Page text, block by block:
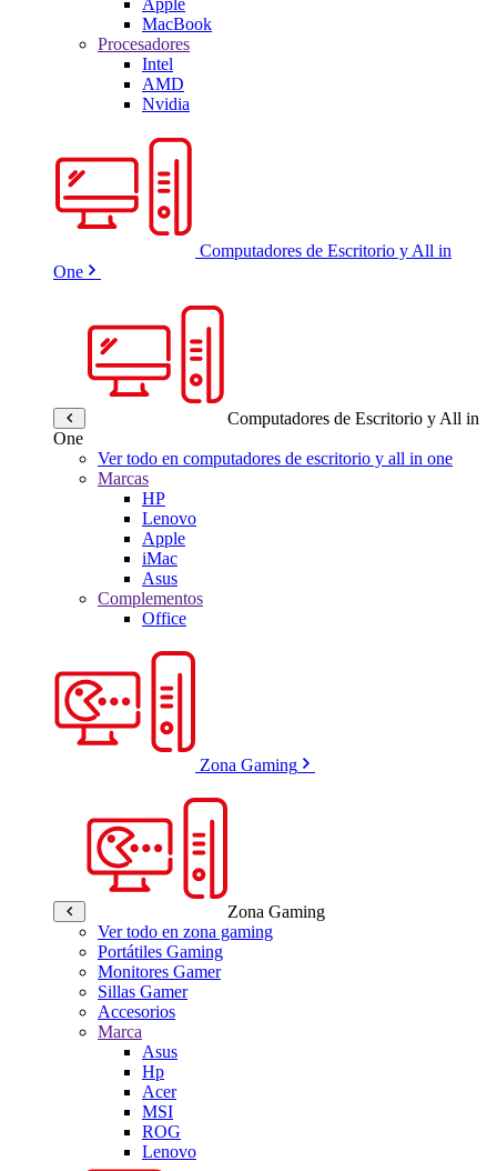
MacBook
Procesadores
Intel
AMD
Nvidia
Computadores de Escritorio y All in
One
Computadores de Escritorio y All in
One
Ver todo en computadores de escritorio y all in one
Marcas
HP
Lenovo
Apple
iMac
Asus
Complementos
Office
Zona Gaming
Zona Gaming
Ver todo en zona gaming
Portátiles Gaming
Monitores Gamer
Sillas Gamer
Accesorios
Marca
Asus
Hp
Acer
MSI
ROG
Lenovo